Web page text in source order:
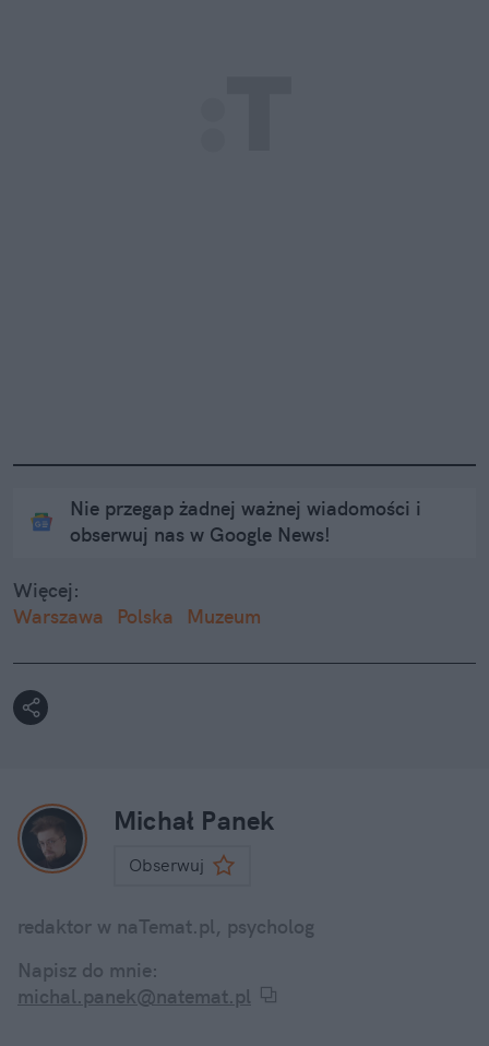
Nie przegap żadnej ważnej wiadomości i
obserwuj nas w Google News!
Więcej:
Warszawa
Polska Muzeum
Michał Panek
Obserwuj
redaktor w naTemat.pl, psycholog
Napisz do mnie:
michal.panek@natemat.pl